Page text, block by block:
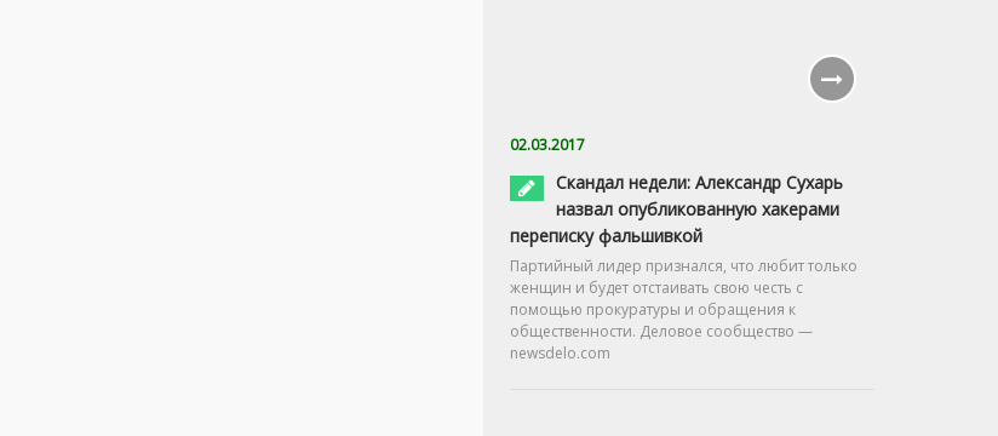
02.03.2017
Скандал недели: Александр Сухарь
назвал опубликованную хакерами
переписку фальшивкой
Партийный лидер признался, что любит только
женщин и будет отстаивать свою честь с
помощью прокуратуры и обращения к
общественности. Деловое сообщество —
newsdelo.com